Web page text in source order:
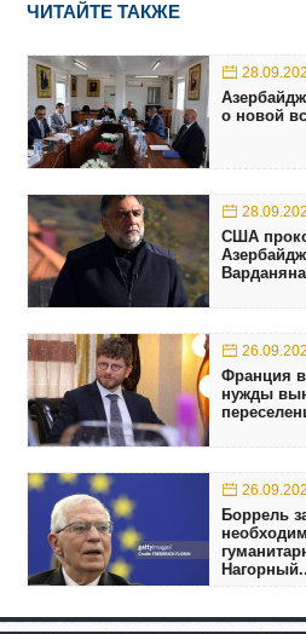
ЧИТАЙТЕ ТАКЖЕ
о новой
США
Варданяна
Франция
нужды
Боррель